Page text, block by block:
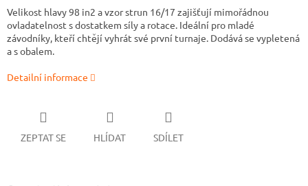
Velikost hlavy 98 in2 a vzor strun 16/17 zajišťují mimořádnou
ovladatelnost s dostatkem síly a rotace. Ideální pro mladé
závodníky, kteří chtějí vyhrát své první turnaje. Dodává se vypletená
a s obalem.
Detailní informace
ZEPTAT SE HLÍDAT SDÍLET